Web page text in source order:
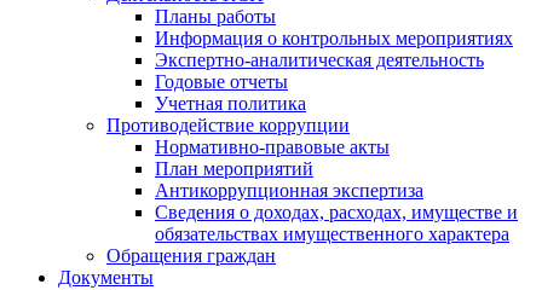
Планы работы
Информация о контрольных мероприятиях
Экспертно-аналитическая деятельность
Годовые отчеты
Учетная политика
Противодействие коррупции
Нормативно-правовые акты
План мероприятий
Антикоррупционная экспертиза
Сведения о доходах, расходах, имуществе и
обязательствах имущественного характера
Обращения граждан
Документы